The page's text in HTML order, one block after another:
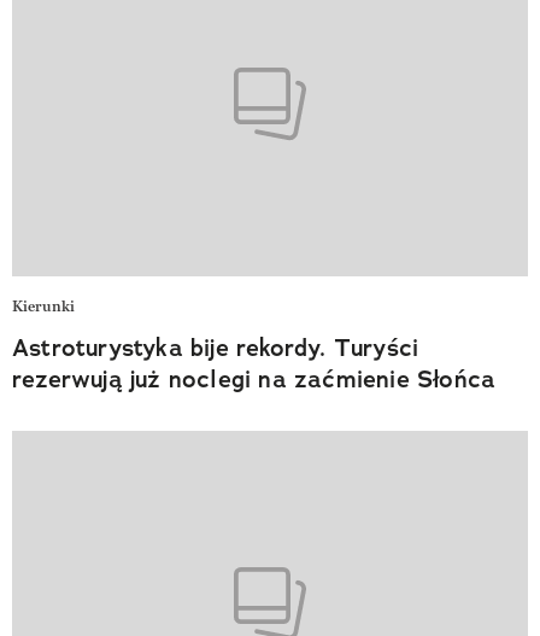
Kierunki
Astroturystyka bije rekordy. Turyści
rezerwują już noclegi na zaćmienie Słońca